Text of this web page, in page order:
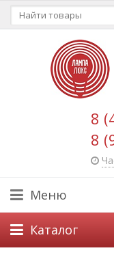
8
8
Меню
Каталог